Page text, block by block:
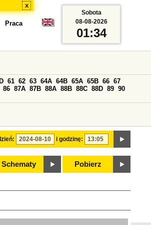
x
Praca
i godzinę:
61 62 63 64A 64B 65A 65B 66 67
86 87A 87B 88A 88B 88C 88D 89 90
Schematy Pobierz
Sobota
08-08-2026
01:34